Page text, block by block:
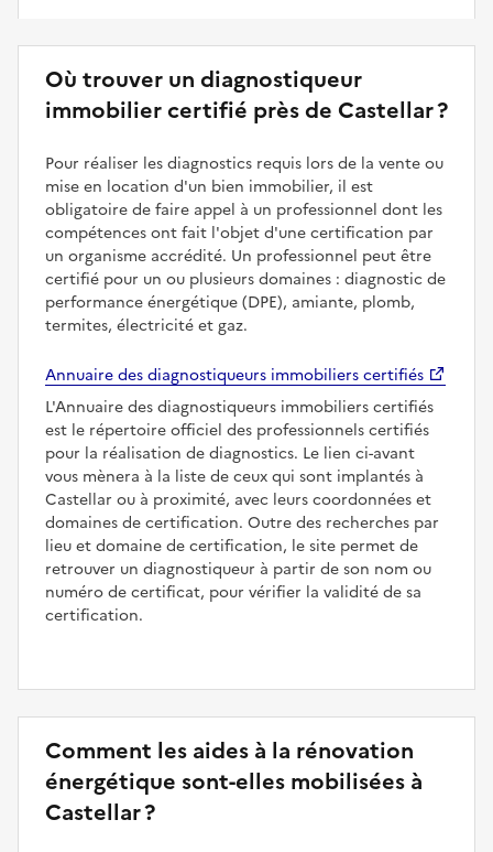
Où trouver un diagnostiqueur
immobilier certifié près de Castellar ?
Pour réaliser les diagnostics requis lors de la vente ou
mise en location d'un bien immobilier, il est
obligatoire de faire appel à un professionnel dont les
compétences ont fait l'objet d'une certification par
un organisme accrédité. Un professionnel peut être
certifié pour un ou plusieurs domaines : diagnostic de
performance énergétique (DPE), amiante, plomb,
termites, électricité et gaz.
Annuaire des diagnostiqueurs immobiliers certifiés
L'Annuaire des diagnostiqueurs immobiliers certifiés
est le répertoire officiel des professionnels certifiés
pour la réalisation de diagnostics. Le lien ci-avant
vous mènera à la liste de ceux qui sont implantés à
Castellar ou à proximité, avec leurs coordonnées et
domaines de certification. Outre des recherches par
lieu et domaine de certification, le site permet de
retrouver un diagnostiqueur à partir de son nom ou
numéro de certificat, pour vérifier la validité de sa
certification.
Comment les aides à la rénovation
énergétique sont-elles mobilisées à
Castellar ?